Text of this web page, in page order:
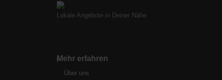
Lokale Angebote in Deiner Nähe
Mehr erfahren
Über uns